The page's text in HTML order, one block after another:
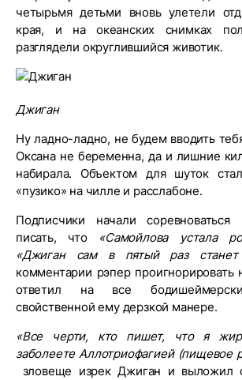
четырьмя детьми вновь улетели
края, и на океанских снимках
разглядели округлившийся животик.
Джиган
Ну ладно-ладно, не будем вводить
Оксана не беременна, да и лишние
набирала. Объектом для шуток
«пузико» на чилле и расслабоне.
Подписчики начали
писать, что «Самойлова устала
«Джиган сам в пятый раз станет
комментарии рэпер проигнорировать
ответил на все
свойственной ему дерзкой манере.
«Все черти, кто пишет, что я
заболеете Аллотриофагией (пищевое
зловеще изрек Джиган и выложил